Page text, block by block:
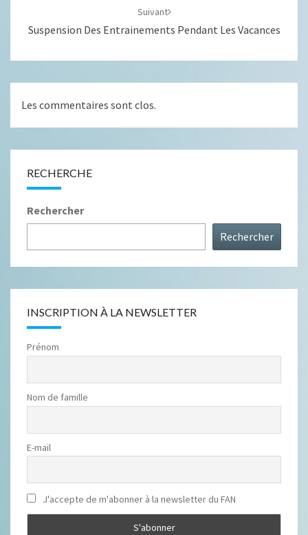
Suivant
Suspension Des Entrainements Pendant Les Vacances
Les commentaires sont clos.
RECHERCHE
Rechercher
Rechercher
INSCRIPTION À LA NEWSLETTER
Prénom
Nom de famille
E-mail
J'accepte de m'abonner à la newsletter du FAN